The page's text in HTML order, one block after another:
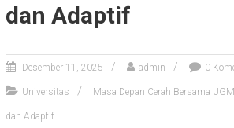
dan Adaptif
Desember 11, 2025 admin 0
Universitas Masa Depan Cerah Bersama
dan Adaptif